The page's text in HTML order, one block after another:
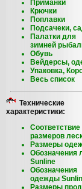
Приманки
Крючки
Поплавки
Подсачеки,
Палатки для
зимней
Обувь
Вейдерсы,
Упаковка,
Весь список
Технические
характеристики:
Соответствие
размеров
Размеры
Обозначения
Sunline
Обозначения
одежды
Размеры